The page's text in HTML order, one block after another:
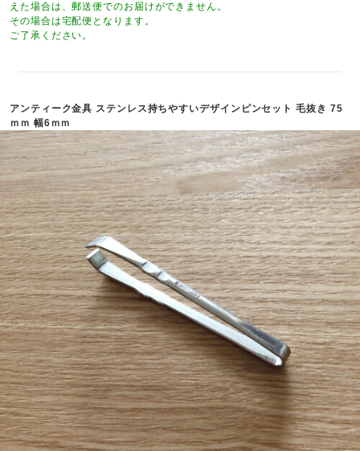
えた場合は、郵送便でのお届けができません。
その場合は宅配便となります。
ご了承ください。
アンティーク金具 ステンレス持ちやすいデザインピンセット 毛抜き 75
ｍｍ 幅6ｍｍ